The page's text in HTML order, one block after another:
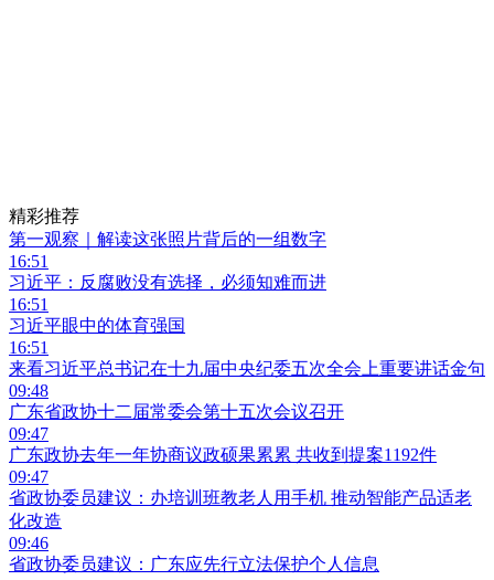
精彩推荐
第一观察｜解读这张照片背后的一组数字
16:51
习近平：反腐败没有选择，必须知难而进
16:51
习近平眼中的体育强国
16:51
来看习近平总书记在十九届中央纪委五次全会上重要讲话金句
09:48
广东省政协十二届常委会第十五次会议召开
09:47
广东政协去年一年协商议政硕果累累 共收到提案1192件
09:47
省政协委员建议：办培训班教老人用手机 推动智能产品适老
化改造
09:46
省政协委员建议：广东应先行立法保护个人信息